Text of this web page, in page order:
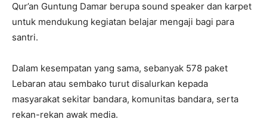
Qur’an Guntung Damar berupa sound speaker dan karpet
untuk mendukung kegiatan belajar mengaji bagi para
santri.
Dalam kesempatan yang sama, sebanyak 578 paket
Lebaran atau sembako turut disalurkan kepada
masyarakat sekitar bandara, komunitas bandara, serta
rekan-rekan awak media.